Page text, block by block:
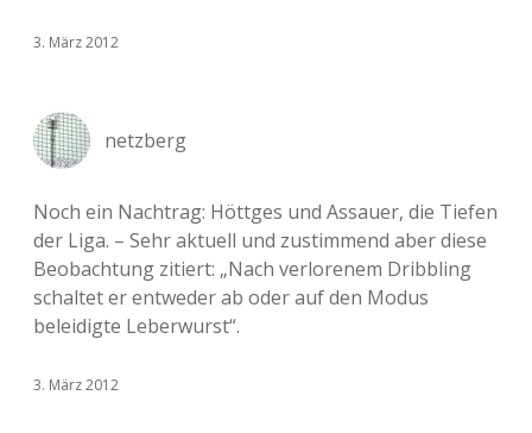
3. März 2012
netzberg
Noch ein Nachtrag: Höttges und Assauer, die Tiefen
der Liga. – Sehr aktuell und zustimmend aber diese
Beobachtung zitiert: „Nach verlorenem Dribbling
schaltet er entweder ab oder auf den Modus
beleidigte Leberwurst“.
3. März 2012